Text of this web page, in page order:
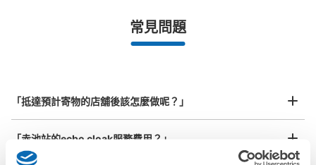
替え。使用できる硬貨は、100円玉のみ。
事先用手機預約
指定的日期和時間
全國有1,000家以上合作店鋪
最長邊未滿45cm的行李（小型背包、手提包、手提行李
¥800/日
常見問題
「抵達預計寄物的店舖後該怎麼做呢？」
「赤池站的ecbo cloak服務費用？」